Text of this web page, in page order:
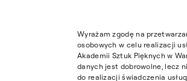
Wyrażam zgodę na
osobowych w celu realizacji
Akademii Sztuk Pięknych w
danych jest dobrowolne, lecz
do realizacji świadczenia